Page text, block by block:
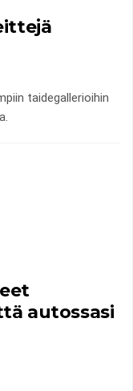
taidegallerioihin
autossasi